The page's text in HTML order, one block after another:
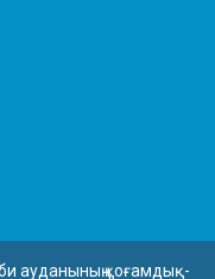
ауданының қоғамдық-